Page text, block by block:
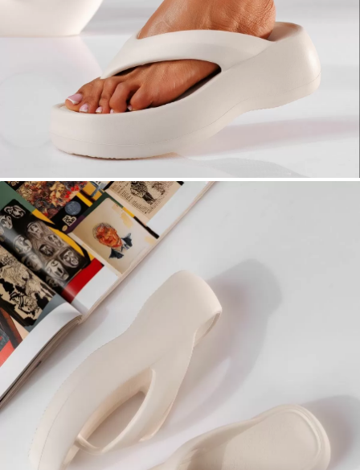
Nicola Női Papucs Platformmal Fehér Szintetikus